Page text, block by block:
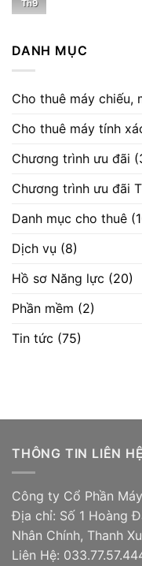
Th9
DANH MỤC
Cho thuê máy chiếu,
Cho thuê máy tính
Chương trình ưu đãi
Chương trình ưu đãi
Danh mục cho thuê
Dịch vụ (8)
Hồ sơ Năng lực (20)
Phần mềm (2)
Tin tức (75)
THÔNG TIN LIÊN HỆ
Công ty Cổ Phần
Địa chỉ: Số 1 Hoàng
Nhân Chính, Thanh
Liên Hệ: